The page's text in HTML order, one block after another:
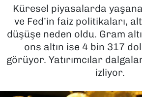
Küresel piyasalarda
ve Fed’in faiz politikaları,
düşüşe neden oldu. Gram
ons altın ise 4 bin 317
görüyor. Yatırımcılar
izliyor.
KÜLTÜR SANAT
MAGAZİN
POLİTİKA
Son Dakika Haberleri
Haber Arşivi